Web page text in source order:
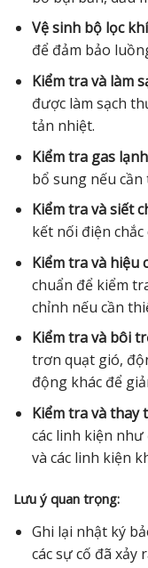
Vệ sinh bộ lọc
để đảm bảo
Kiểm tra và làm
được làm sạch
tản nhiệt.
Kiểm tra gas
bổ sung nếu cần
Kiểm tra và siết
kết nối điện
Kiểm tra và hiệu
chuẩn để kiểm
chỉnh nếu cần
Kiểm tra và bôi
trơn quạt gió,
động khác để
Kiểm tra và thay
các linh kiện
và các linh kiện
Lưu ý quan trọng:
Ghi lại nhật ký
các sự cố đã xảy